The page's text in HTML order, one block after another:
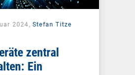
2024, Stefan Titze
zentral
Ein